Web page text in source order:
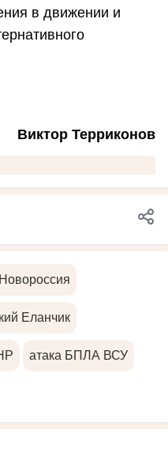
в движении и
Виктор Терриконов
Еланчик
атака БПЛА ВСУ